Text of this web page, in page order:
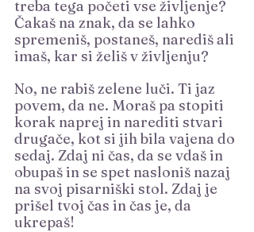
treba tega početi vse življenje?
Čakaš na znak, da se lahko
spremeniš, postaneš, narediš ali
imaš, kar si želiš v življenju?
No, ne rabiš zelene luči. Ti jaz
povem, da ne. Moraš pa stopiti
korak naprej in narediti stvari
drugače, kot si jih bila vajena do
sedaj. Zdaj ni čas, da se vdaš in
obupaš in se spet nasloniš nazaj
na svoj pisarniški stol. Zdaj je
prišel tvoj čas in čas je, da
ukrepaš!